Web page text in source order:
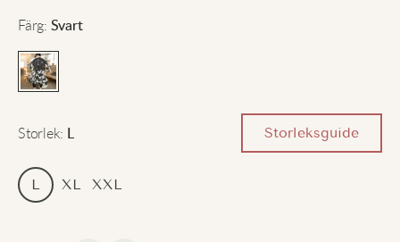
Färg: Svart
Storlek: Storleksguide
L XL XXL